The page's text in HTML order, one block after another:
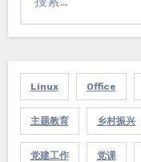
索：
Linux Office
主题教育 乡村振兴
党建工作 党课